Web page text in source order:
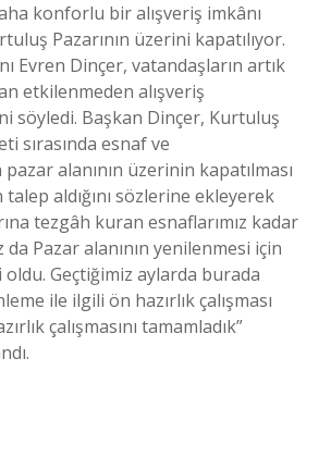
konforlu bir alışveriş imkânı
Pazarının üzerini kapatılıyor.
Evren Dinçer, vatandaşların artık
etkilenmeden alışveriş
söyledi. Başkan Dinçer, Kurtuluş
sırasında esnaf ve
alanının üzerinin kapatılması
aldığını sözlerine ekleyerek
tezgâh kuran esnaflarımız kadar
da Pazar alanının yenilenmesi için
Geçtiğimiz aylarda burada
ile ilgili ön hazırlık çalışması
çalışmasını tamamladık”